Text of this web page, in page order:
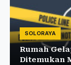
SOLORAYA
Rumah
Ditemukan